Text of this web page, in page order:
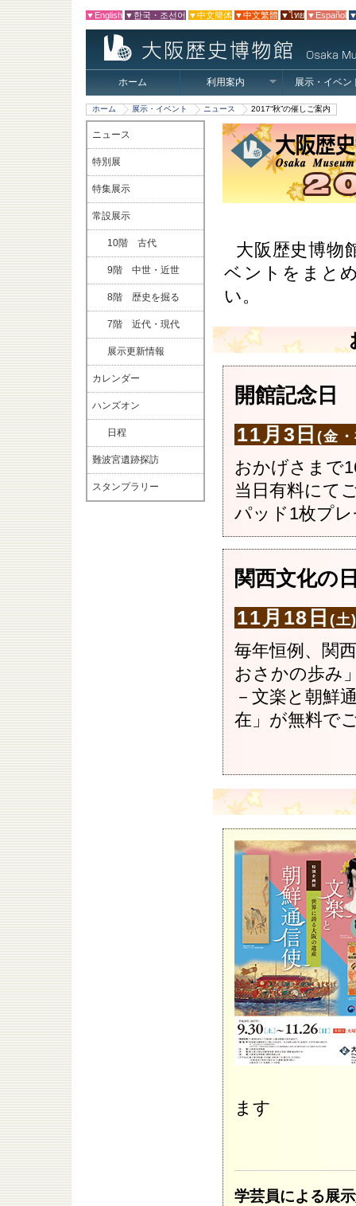
▼English ▼한국・조선어 ▼中文簡体 ▼中文繁體 ▼ไทย ▼Español
ホーム 利用案内 展示・イベン
ホーム 展示・イベント ニュース 2017“秋”の催しご案内
ニュース
特別展
特集展示
常設展示
10階 古代
9階 中世・近世
8階 歴史を掘る
7階 近代・現代
展示更新情報
カレンダー
ハンズオン
日程
難波宮遺跡探訪
スタンプラリー
大阪歴史博物
ベントをまと
い。
開館記念日
11月3日(金
おかげさまで
当日有料にて
パッド1枚プ
関西文化の
11月18日 (土
毎年恒例、関
おさかの歩み
－文楽と朝鮮
在」が無料で
ます
学芸員による展